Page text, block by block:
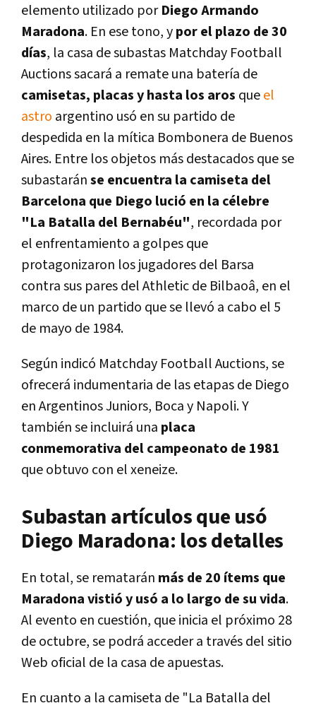
elemento utilizado porDiego Armando
Maradona. En ese tono, ypor el plazo de 30
días, la casa de subastas Matchday Football
Auctions sacará a remate una batería de
camisetas, placas y hasta los aros queel
astro argentino usó en su partido de
despedida en la mítica Bombonera de Buenos
Aires. Entre los objetos más destacados que se
subastaránse encuentra la camiseta del
Barcelona que Diego lució en la célebre
"La Batalla del Bernabéu", recordada por
el enfrentamiento a golpes que
protagonizaron los jugadores del Barsa
contra sus pares del Athletic de Bilbaoâ, en el
marco de un partido que se llevó a cabo el 5
de mayo de 1984.
Según indicó Matchday Football Auctions, se
ofrecerá indumentaria de las etapas de Diego
en Argentinos Juniors, Boca y Napoli. Y
también se incluirá una placa
conmemorativa del campeonato de 1981
que obtuvo con el xeneize.
Subastan artículos que usó
Diego Maradona: los detalles
En total, se rematarán más de 20 ítems que
Maradona vistió y usó a lo largo de su vida.
Al evento en cuestión, que inicia el próximo 28
de octubre, se podrá acceder a través del sitio
Web oficial de la casa de apuestas.
En cuanto a la camiseta de "La Batalla del